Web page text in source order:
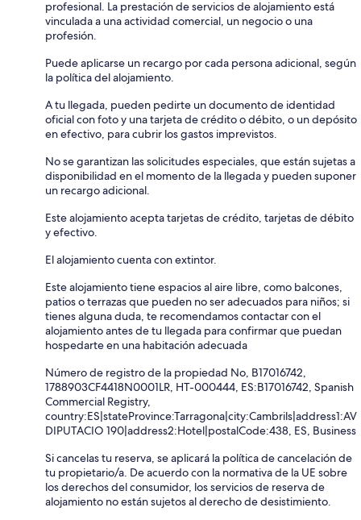
profesional. La prestación de servicios de alojamiento está
vinculada a una actividad comercial, un negocio o una
profesión.
Puede aplicarse un recargo por cada persona adicional, según
la política del alojamiento.
A tu llegada, pueden pedirte un documento de identidad
oficial con foto y una tarjeta de crédito o débito, o un depósito
en efectivo, para cubrir los gastos imprevistos.
No se garantizan las solicitudes especiales, que están sujetas a
disponibilidad en el momento de la llegada y pueden suponer
un recargo adicional.
Este alojamiento acepta tarjetas de crédito, tarjetas de débito
y efectivo.
El alojamiento cuenta con extintor.
Este alojamiento tiene espacios al aire libre, como balcones,
patios o terrazas que pueden no ser adecuados para niños; si
tienes alguna duda, te recomendamos contactar con el
alojamiento antes de tu llegada para confirmar que puedan
hospedarte en una habitación adecuada
Número de registro de la propiedad No, B17016742,
1788903CF4418N0001LR, HT-000444, ES:B17016742, Spanish
Commercial Registry,
country:ES|stateProvince:Tarragona|city:Cambrils|address1:AV
DIPUTACIO 190|address2:Hotel|postalCode:438, ES, Business
Si cancelas tu reserva, se aplicará la política de cancelación de
tu propietario/a. De acuerdo con la normativa de la UE sobre
los derechos del consumidor, los servicios de reserva de
alojamiento no están sujetos al derecho de desistimiento.